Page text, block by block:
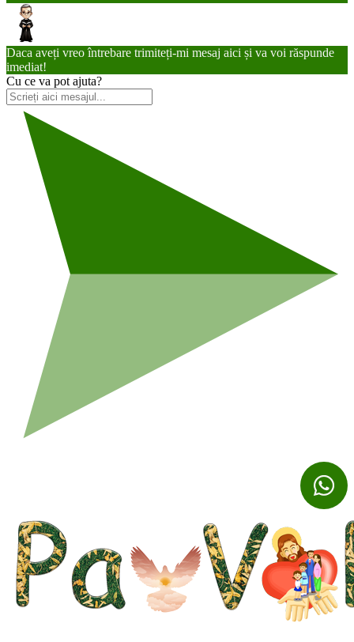
Daca aveți vreo întrebare trimiteți-mi mesaj aici și va voi răspunde
imediat!
Cu ce va pot ajuta?